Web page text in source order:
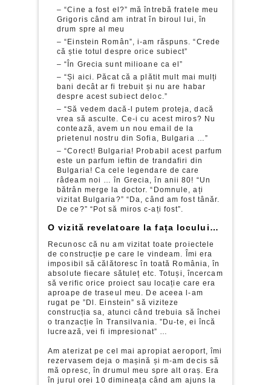
– “Cine a fost el?” mă întrebă fratele meu
Grigoris când am intrat în biroul lui, în
drum spre al meu
– “Einstein Român”, i-am răspuns. “Crede
că știe totul despre orice subiect”
– “În Grecia sunt milioane ca el”
– “Și aici. Păcat că a plătit mult mai mulți
bani decât ar fi trebuit și nu are habar
despre acest subiect deloc.”
– “Să vedem dacă-l putem proteja, dacă
vrea să asculte. Ce-i cu acest miros? Nu
contează, avem un nou email de la
prietenul nostru din Sofia, Bulgaria …”
– “Corect! Bulgaria! Probabil acest parfum
este un parfum ieftin de trandafiri din
Bulgaria! Ca cele legendare de care
râdeam noi … în Grecia, în anii 80! “Un
bătrân merge la doctor. “Domnule, ați
vizitat Bulgaria?” “Da, când am fost tânăr.
De ce?” “Pot să miros c-ați fost”.
O vizită revelatoare la fața locului…
Recunosc că nu am vizitat toate proiectele
de construcție pe care le vindeam. Îmi era
imposibil să călătoresc în toată România, în
absolute fiecare sătuleț etc. Totuși, încercam
să verific orice proiect sau locație care era
aproape de traseul meu. De aceea l-am
rugat pe ”Dl. Einstein” să viziteze
construcția sa, atunci când trebuia să închei
o tranzacție în Transilvania. ”Du-te, ei încă
lucrează, vei fi impresionat” …
Am aterizat pe cel mai apropiat aeroport, îmi
rezervasem deja o mașină și m-am decis să
mă opresc, în drumul meu spre alt oraș. Era
în jurul orei 10 dimineața când am ajuns la